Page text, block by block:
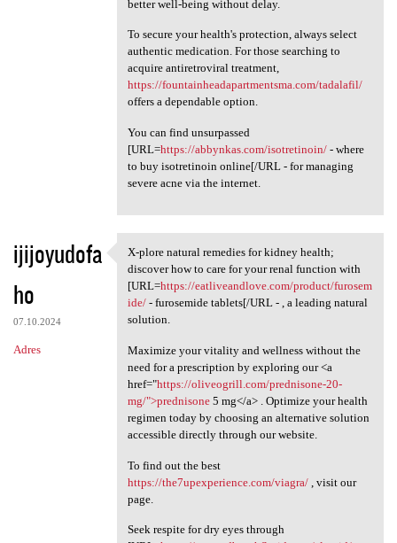
better well-being without delay.
To secure your health's protection, always select
authentic medication. For those searching to
acquire antiretroviral treatment,
https://fountainheadapartmentsma.com/tadalafil/
offers a dependable option.
You can find unsurpassed
[URL=https://abbynkas.com/isotretinoin/- where
to buy isotretinoin online[/URL - for managing
severe acne via the internet.
ijijoyudofa
ho
07.10.2024
Adres
X-plore natural remedies for
X-plore natural remedies for kidney health;
discover how to care for your renal function with
[URL=https://eatliveandlove.com/product/furosem
ide/- furosemide tablets[/URL - , a leading natural
solution.
Maximize your vitality and wellness without the
need for a prescription by exploring our <a
href="https://oliveogrill.com/prednisone-20-
mg/">prednisone5 mg</a> . Optimize your health
regimen today by choosing an alternative solution
accessible directly through our website.
To find out the best
https://the7upexperience.com/viagra/, visit our
page.
Seek respite for dry eyes through